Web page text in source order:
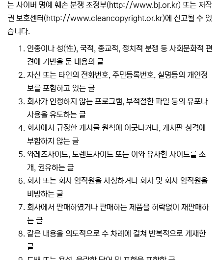
는 사이버 명예 훼손 분쟁 조정부(http://www.bj.or.kr) 또는 저작
권 보호센터(http://www.cleancopyright.or.kr)에 신고될 수 있
습니다.
인종이나 성(性), 국적, 종교적, 정치적 분쟁 등 사회문화적 편
견에 기반을 둔 내용의 글
자신 또는 타인의 전화번호, 주민등록번호, 실명등의 개인정
보를 포함하고 있는 글
회사가 인정하지 않는 프로그램, 부적절한 파일 등의 유포나
사용을 유도하는 글
회사에서 규정한 게시물 원칙에 어긋나거나, 게시판 성격에
부합하지 않는 글
와레즈사이트, 토렌트사이트 또는 이와 유사한 사이트를 소
개, 권유하는 글
회사 또는 회사 임직원을 사칭하거나 회사 및 회사 임직원을
비방하는 글
회사에서 판매하였거나 판매하는 제품을 허락없이 재판매하
는 글
같은 내용을 의도적으로 수 차례에 걸쳐 반복적으로 게재한
글